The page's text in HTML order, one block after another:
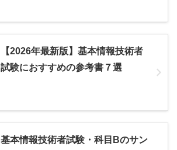
【2026年最新版】基本情報技術者
試験におすすめの参考書７選
基本情報技術者試験・科目Bのサン